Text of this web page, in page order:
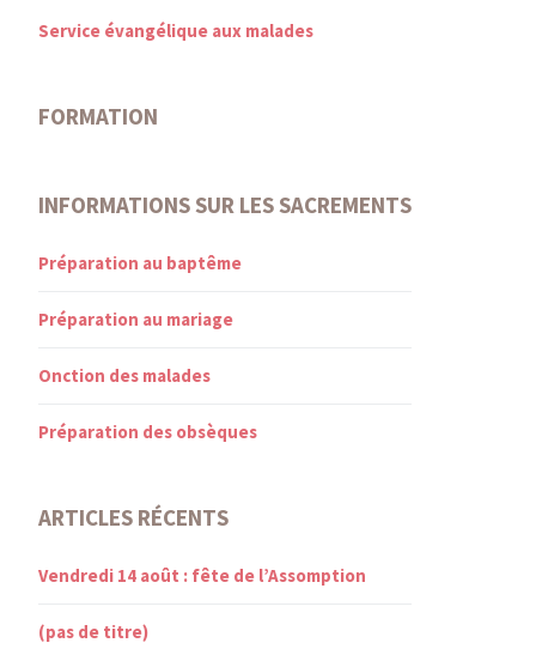
Service évangélique aux malades
FORMATION
INFORMATIONS SUR LES SACREMENTS
Préparation au baptême
Préparation au mariage
Onction des malades
Préparation des obsèques
ARTICLES RÉCENTS
Vendredi 14 août : fête de l’Assomption
(pas de titre)